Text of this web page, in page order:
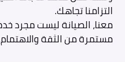
التزامنا تجاهك.
معنا، الصيانة ليست مجرد
مستمرة من الثقة